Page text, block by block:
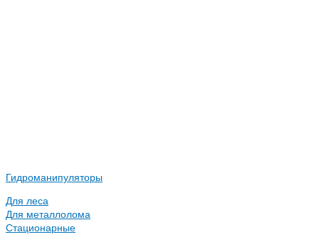
Гидроманипуляторы
Для леса
Для металлолома
Стационарные